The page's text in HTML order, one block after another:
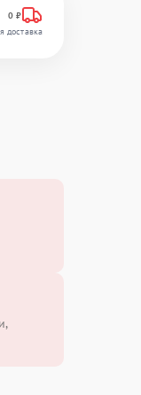
0 ₽
доставка